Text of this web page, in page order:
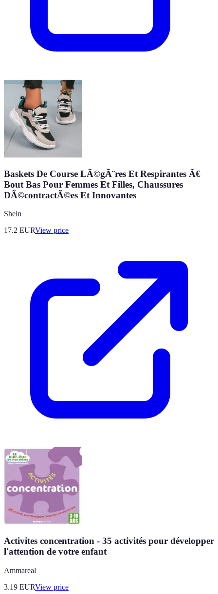
Baskets De Course LÃ©gÃ¨res Et Respirantes Ã€
Bout Bas Pour Femmes Et Filles, Chaussures
DÃ©contractÃ©es Et Innovantes
Shein
17.2 EURView price
Activites concentration - 35 activités pour développer
l'attention de votre enfant
Ammareal
3.19 EURView price